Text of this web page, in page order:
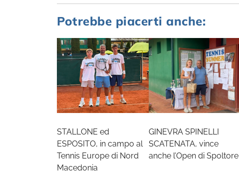
Potrebbe piacerti anche:
STALLONE ed
ESPOSITO, in campo al
Tennis Europe di Nord
Macedonia
GINEVRA SPINELLI
SCATENATA, vince
anche l’Open di Spoltore